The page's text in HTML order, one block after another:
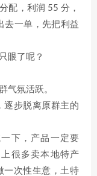
配，利润 55 分，
去一单，先把利益
眼了呢？
气氛活跃。
逐步脱离原群主的
下，产品一定要
很多卖本地特产
一次性生意，土特